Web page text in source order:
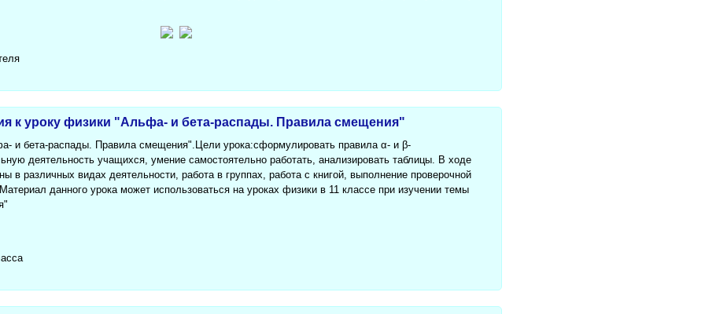
к уроку физики "Альфа- и бета-распады. Правила смещения"
и бета-распады. Правила смещения".Цели урока:сформулировать правила α- и β-
деятельность учащихся, умение самостоятельно работать, анализировать таблицы. В ходе
в различных видах деятельности, работа в группах, работа с книгой, выполнение проверочной
данного урока может использоваться на уроках физики в 11 классе при изучении темы